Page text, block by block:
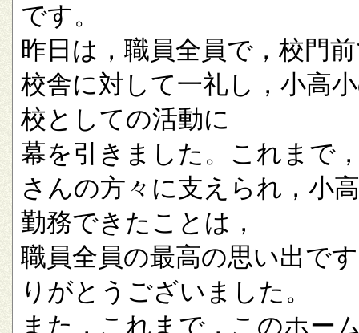
です。
昨日は，職員全員で，校門
校舎に対して一礼し，小高
校としての活動に
幕を引きました。これまで
さんの方々に支えられ，小
勤務できたことは，
職員全員の最高の思い出で
りがとうございました。
また，これまで，このホー